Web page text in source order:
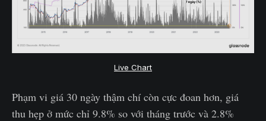
Live Chart
Phạm vi giá 30 ngày thậm chí còn cực đoan hơn, giá
thu hẹp ở mức chỉ 9.8% so với tháng trước và 2.8%